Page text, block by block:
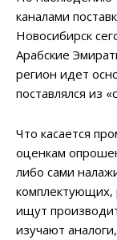
каналами
Новосибирск
Арабские
регион идет
поставлялся из
Что касается
оценкам
либо сами
комплектующих,
ищут
изучают